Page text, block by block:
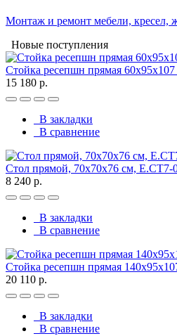
Монтаж и ремонт мебели, кресел,
Новые поступления
Стойка ресепшн прямая
15 180 р.
В закладки
В сравнение
Стол прямой, 70x70x76 см, Е.СТ7-
8 240 р.
В закладки
В сравнение
Стойка ресепшн прямая
20 110 р.
В закладки
В сравнение